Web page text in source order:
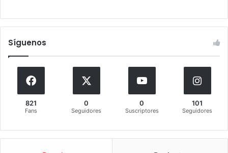
Síguenos
821
Fans
0
Seguidores
0
Suscriptores
101
Seguidores